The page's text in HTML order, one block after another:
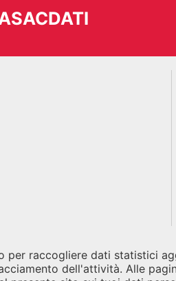
raccogliere dati statistici
dell'attività. Alle